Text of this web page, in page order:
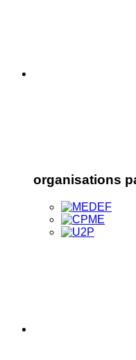
organisations